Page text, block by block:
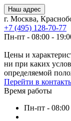
Наш адрес
г. Москва,
+7 (495) 128-70-77
Пн-пт - 08:00 -
Цены и
ни при каких
определяемой
Перейти в
Время работы
Пн-пт - 08:00